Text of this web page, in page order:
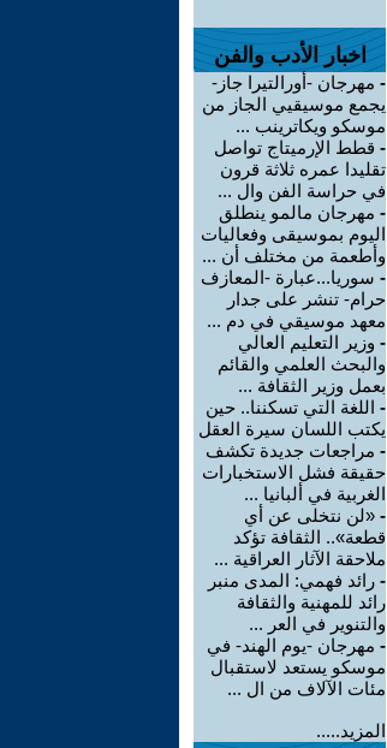
اخبار الأدب والفن
- مهرجان -أورالتيرا جاز-
يجمع موسيقيي الجاز من
موسكو ويكاترينب ...
- قطط الإرميتاج تواصل
تقليدا عمره ثلاثة قرون
في حراسة الفن وال ...
- مهرجان مالمو ينطلق
اليوم بموسيقى وفعاليات
وأطعمة من مختلف أن ...
- سوريا...عبارة -المعازف
حرام- تنشر على جدار
معهد موسيقي في دم ...
- وزير التعليم العالي
والبحث العلمي والقائم
بعمل وزير الثقافة ...
- اللغة التي تسكننا.. حين
يكتب اللسان سيرة العقل
- مراجعات جديدة تكشف
حقيقة فشل الاستخبارات
الغربية في ألبانيا ...
- «لن نتخلى عن أي
قطعة».. الثقافة تؤكد
ملاحقة الآثار العراقية ...
- رائد فهمي: المدى منبر
رائد للمهنية والثقافة
والتنوير في العر ...
- مهرجان -يوم الهند- في
موسكو يستعد لاستقبال
مئات الآلاف من ال ...
المزيد.....